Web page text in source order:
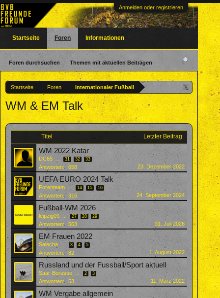
Anmelden oder registrieren
Startseite Foren Internationaler Fußball
WM & EM Talk
Titel Letzter Beitrag
WM 2022 Katar
DC65 ... 31 32 33
Antworten: 658 23. Dezember 2022
UEFA EURO 2024 Talk
Forenteam ... 14 15 16
Antworten: 316 24. September 2024
Fußball-WM 2026
leipzig09 ... 27 28 29
Antworten: 563 31. Juli 2026
EM Frauen 2022
Salecha ... 3 4 5
Antworten: 82 1. August 2022
Russland und der Fussball/Sport aktuell
Saar-Borusse ... 2 3
Antworten: 53 11. März 2022
WM Vergabe allgemein
Startseite Foren
Foren durchsuchen Themen mit aktuellen Beiträgen
Informationen